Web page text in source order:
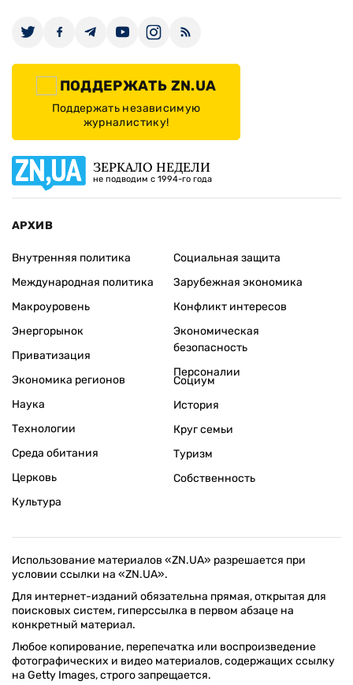
ПОДДЕРЖАТЬ ZN.UA
Поддержать независимую
журналистику!
ЗЕРКАЛО НЕДЕЛИ
не подводим с 1994-го года
АРХИВ
Внутренняя политика
Международная политика
Макроуровень
Энергорынок
Приватизация
Экономика регионов
Социальная защита
Зарубежная экономика
Конфликт интересов
Экономическая
безопасность
Персоналии
Наука
Технологии
Среда обитания
Церковь
Культура
Социум
История
Круг семьи
Туризм
Собственность
Использование материалов «ZN.UA» разрешается при
условии ссылки на «ZN.UA».
Для интернет-изданий обязательна прямая, открытая для
поисковых систем, гиперссылка в первом абзаце на
конкретный материал.
Любое копирование, перепечатка или воспроизведение
фотографических и видео материалов, содержащих ссылку
на Getty Images, строго запрещается.